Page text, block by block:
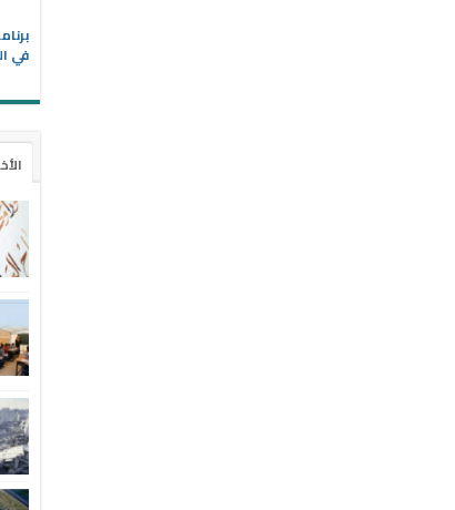
في